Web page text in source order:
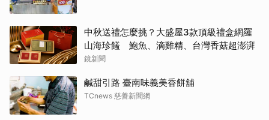
中秋送禮怎麼挑？大盛屋3款頂級禮盒網羅
山海珍饈 鮑魚、滴雞精、台灣香菇超澎湃
鏡新聞
鹹甜引路 臺南味義美香餅舖
TCnews 慈善新聞網